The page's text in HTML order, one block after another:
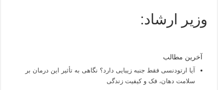
وزیر ارشاد:
آخرین مطالب
آیا ارتودنسی فقط جنبه زیبایی دارد؟ نگاهی به تأثیر این درمان بر
سلامت دهان، فک و کیفیت زندگی